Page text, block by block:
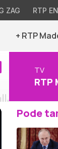
ZAG RTP
+ RTP
TV
RTP
Pode